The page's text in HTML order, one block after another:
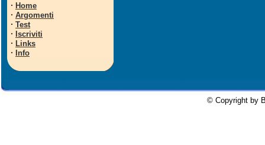
· Home
· Argomenti
· Test
· Iscriviti
· Links
· Info
© Copyright by